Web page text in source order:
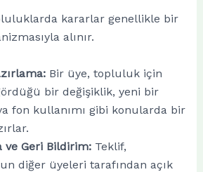
kararlar genellikle bir
alınır.
Bir üye, topluluk için
bir değişiklik, yeni bir
fon kullanımı gibi konularda bir
ve Geri Bildirim:Teklif,
diğer üyeleri tarafından açık